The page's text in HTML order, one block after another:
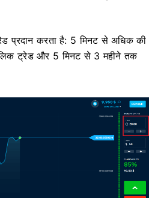
प्रदान करता है: 5 मिनट से अधिक की
ट्रेड और 5 मिनट से 3 महीने तक